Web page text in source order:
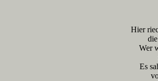
Hier
Wer
Es